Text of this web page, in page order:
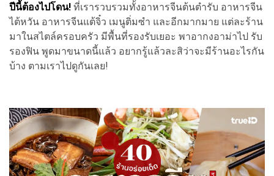
ปีนี้ต้องไปโดน! ที่เรารวบรวมทั้งอาหารจีนต้นตำรับ อาหารจีน
ไต้หวัน อาหารจีนแต้จิ๋ว เมนูติ่มซำ และอีกมากมาย แต่ละร้าน
มาในสไตล์ครอบครัว มีพื้นที่รองรับเยอะ พาอากงอาม่าไป รับ
รองฟิน พูดมาขนาดนี้แล้ว อยากรู้แล้วละสิว่าจะมีร้านอะไรกัน
บ้าง ตามเราไปดูกันเลย!